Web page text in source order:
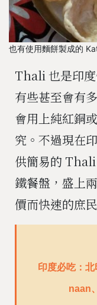
也有使用麵餅製成的
Thali 也是印度
有些甚至會有
會用上純紅銅
究。不過現在
供簡易的
鐵餐盤，盛上
價而快速的庶
印度必吃：
naan